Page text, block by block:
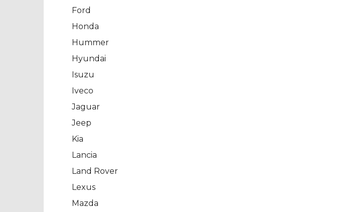
Ford
Honda
Hummer
Hyundai
Isuzu
Iveco
Jaguar
Jeep
Kia
Lancia
Land Rover
Lexus
Mazda